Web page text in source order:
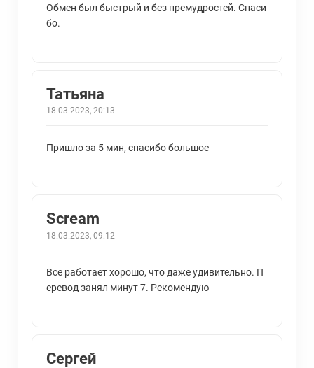
Обмен был быстрый и без премудростей. Спаси
бо.
Татьяна
18.03.2023, 20:13
Пришло за 5 мин, спасибо большое
Scream
18.03.2023, 09:12
Все работает хорошо, что даже удивительно. П
еревод занял минут 7. Рекомендую
Сергей